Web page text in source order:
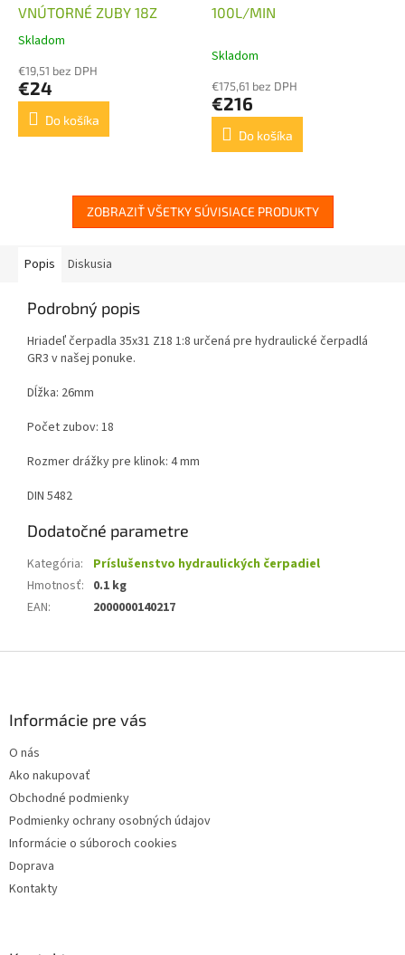
VNÚTORNÉ ZUBY 18Z
Priemerné
produktu
je
4,0
Skladom
€19,51 bez DPH
€24
Do košíka
100L/MIN
Skladom
€175,61 bez DPH
€216
Do košíka
ZOBRAZIŤ VŠETKY SÚVISIACE PRODUKTY
Popis Diskusia
Podrobný popis
Hriadeľ čerpadla 35x31 Z18 1:8 určená pre hydraulické čerpadlá
GR3 v našej ponuke.
Dĺžka: 26mm
Počet zubov: 18
Rozmer drážky pre klinok: 4 mm
DIN 5482
Dodatočné parametre
Kategória:
Príslušenstvo hydraulických čerpadiel
Hmotnosť: 0.1 kg
EAN: 2000000140217
Informácie pre vás
O nás
Ako nakupovať
Obchodné podmienky
Podmienky ochrany osobných údajov
Informácie o súboroch cookies
Doprava
Kontakty